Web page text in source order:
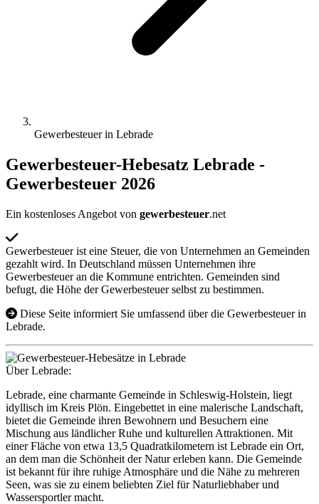
Gewerbesteuer in Lebrade
Gewerbesteuer-Hebesatz Lebrade -
Gewerbesteuer 2026
Ein kostenloses Angebot von gewerbesteuer.net
Gewerbesteuer ist eine Steuer, die von Unternehmen an Gemeinden
gezahlt wird. In Deutschland müssen Unternehmen ihre
Gewerbesteuer an die Kommune entrichten. Gemeinden sind
befugt, die Höhe der Gewerbesteuer selbst zu bestimmen.
Diese Seite informiert Sie umfassend über die Gewerbesteuer in
Lebrade.
Über Lebrade:
Lebrade, eine charmante Gemeinde in Schleswig-Holstein, liegt
idyllisch im Kreis Plön. Eingebettet in eine malerische Landschaft,
bietet die Gemeinde ihren Bewohnern und Besuchern eine
Mischung aus ländlicher Ruhe und kulturellen Attraktionen. Mit
einer Fläche von etwa 13,5 Quadratkilometern ist Lebrade ein Ort,
an dem man die Schönheit der Natur erleben kann. Die Gemeinde
ist bekannt für ihre ruhige Atmosphäre und die Nähe zu mehreren
Seen, was sie zu einem beliebten Ziel für Naturliebhaber und
Wassersportler macht.